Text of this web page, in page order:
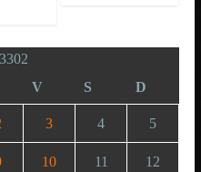
V S D
3 4 5
10 11 12